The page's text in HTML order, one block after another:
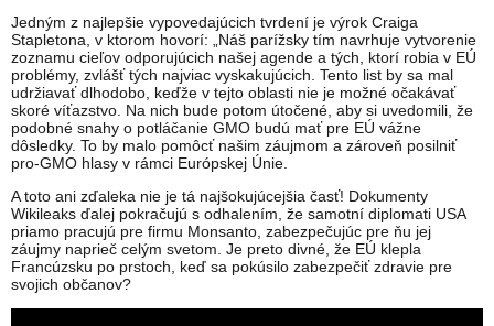
Jedným z najlepšie vypovedajúcich tvrdení je výrok Craiga
Stapletona, v ktorom hovorí: „Náš parížsky tím navrhuje vytvorenie
zoznamu cieľov odporujúcich našej agende a tých, ktorí robia v EÚ
problémy, zvlášť tých najviac vyskakujúcich. Tento list by sa mal
udržiavať dlhodobo, keďže v tejto oblasti nie je možné očakávať
skoré víťazstvo. Na nich bude potom útočené, aby si uvedomili, že
podobné snahy o potláčanie GMO budú mať pre EÚ vážne
dôsledky. To by malo pomôcť našim záujmom a zároveň posilniť
pro-GMO hlasy v rámci Európskej Únie.
A toto ani zďaleka nie je tá najšokujúcejšia časť! Dokumenty
Wikileaks ďalej pokračujú s odhalením, že samotní diplomati USA
priamo pracujú pre firmu Monsanto, zabezpečujúc pre ňu jej
záujmy naprieč celým svetom. Je preto divné, že EÚ klepla
Francúzsku po prstoch, keď sa pokúsilo zabezpečiť zdravie pre
svojich občanov?